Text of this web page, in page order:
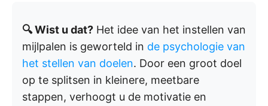
🔍 Wist u dat? Het idee van het instellen van
mijlpalen is geworteld in de psychologie van
het stellen van doelen. Door een groot doel
op te splitsen in kleinere, meetbare
stappen, verhoogt u de motivatie en